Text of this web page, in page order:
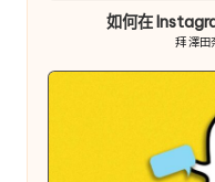
如何在
發
者
拜澤田